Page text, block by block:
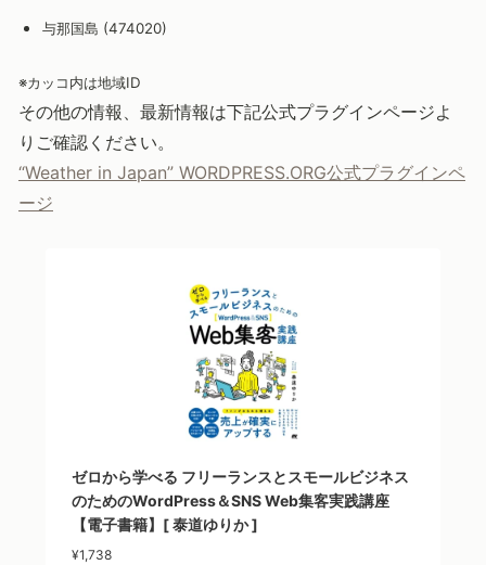
与那国島 (474020)
※カッコ内は地域ID
その他の情報、最新情報は下記公式プラグインページよ
りご確認ください。
“Weather in Japan” WORDPRESS.ORG公式プラグインペ
ージ
ゼロから学べる フリーランスとスモールビジネス
のためのWordPress＆SNS Web集客実践講座
【電子書籍】[ 泰道ゆりか ]
¥1,738